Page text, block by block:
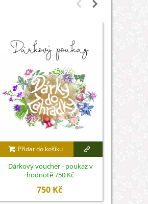
Přidat do košíku
Dárkový voucher - poukaz v
hodnotě 750 Kč
750 Kč